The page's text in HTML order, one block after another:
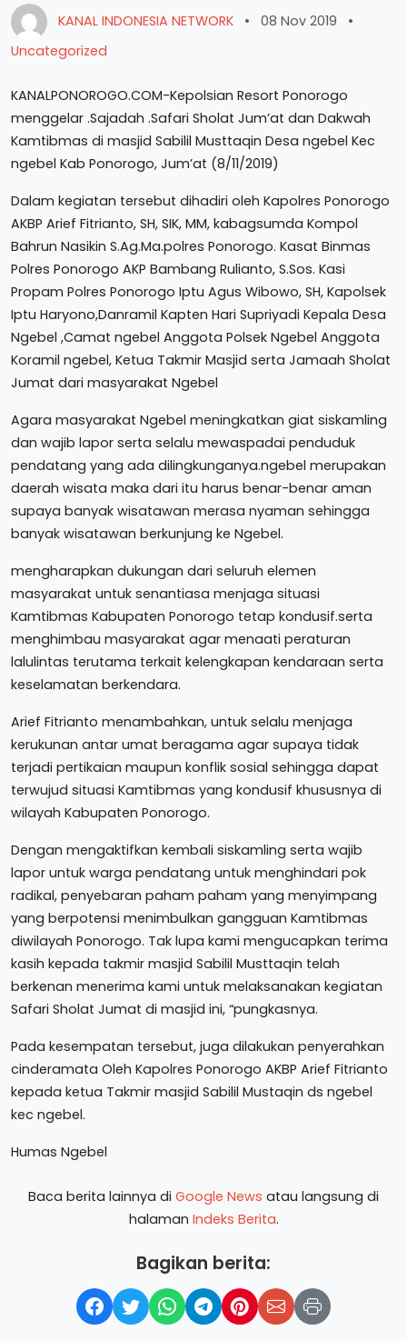
KANAL INDONESIA NETWORK • 08 Nov 2019
•
Uncategorized
KANALPONOROGO.COM-Kepolsian Resort Ponorogo
menggelar .Sajadah .Safari Sholat Jum’at dan Dakwah
Kamtibmas di masjid Sabilil Musttaqin Desa ngebel Kec
ngebel Kab Ponorogo, Jum’at (8/11/2019)
Dalam kegiatan tersebut dihadiri oleh Kapolres Ponorogo
AKBP Arief Fitrianto, SH, SIK, MM, kabagsumda Kompol
Bahrun Nasikin S.Ag.Ma.polres Ponorogo. Kasat Binmas
Polres Ponorogo AKP Bambang Rulianto, S.Sos. Kasi
Propam Polres Ponorogo Iptu Agus Wibowo, SH, Kapolsek
Iptu Haryono,Danramil Kapten Hari Supriyadi Kepala Desa
Ngebel ,Camat ngebel Anggota Polsek Ngebel Anggota
Koramil ngebel, Ketua Takmir Masjid serta Jamaah Sholat
Jumat dari masyarakat Ngebel
Agara masyarakat Ngebel meningkatkan giat siskamling
dan wajib lapor serta selalu mewaspadai penduduk
pendatang yang ada dilingkunganya.ngebel merupakan
daerah wisata maka dari itu harus benar-benar aman
supaya banyak wisatawan merasa nyaman sehingga
banyak wisatawan berkunjung ke Ngebel.
mengharapkan dukungan dari seluruh elemen
masyarakat untuk senantiasa menjaga situasi
Kamtibmas Kabupaten Ponorogo tetap kondusif.serta
menghimbau masyarakat agar menaati peraturan
lalulintas terutama terkait kelengkapan kendaraan serta
keselamatan berkendara.
Arief Fitrianto menambahkan, untuk selalu menjaga
kerukunan antar umat beragama agar supaya tidak
terjadi pertikaian maupun konflik sosial sehingga dapat
terwujud situasi Kamtibmas yang kondusif khususnya di
wilayah Kabupaten Ponorogo.
Dengan mengaktifkan kembali siskamling serta wajib
lapor untuk warga pendatang untuk menghindari pok
radikal, penyebaran paham paham yang menyimpang
yang berpotensi menimbulkan gangguan Kamtibmas
diwilayah Ponorogo. Tak lupa kami mengucapkan terima
kasih kepada takmir masjid Sabilil Musttaqin telah
berkenan menerima kami untuk melaksanakan kegiatan
Safari Sholat Jumat di masjid ini, “pungkasnya.
Pada kesempatan tersebut, juga dilakukan penyerahkan
cinderamata Oleh Kapolres Ponorogo AKBP Arief Fitrianto
kepada ketua Takmir masjid Sabilil Mustaqin ds ngebel
kec ngebel.
Humas Ngebel
Baca berita lainnya di Google News atau langsung di
halaman Indeks Berita.
Bagikan berita: